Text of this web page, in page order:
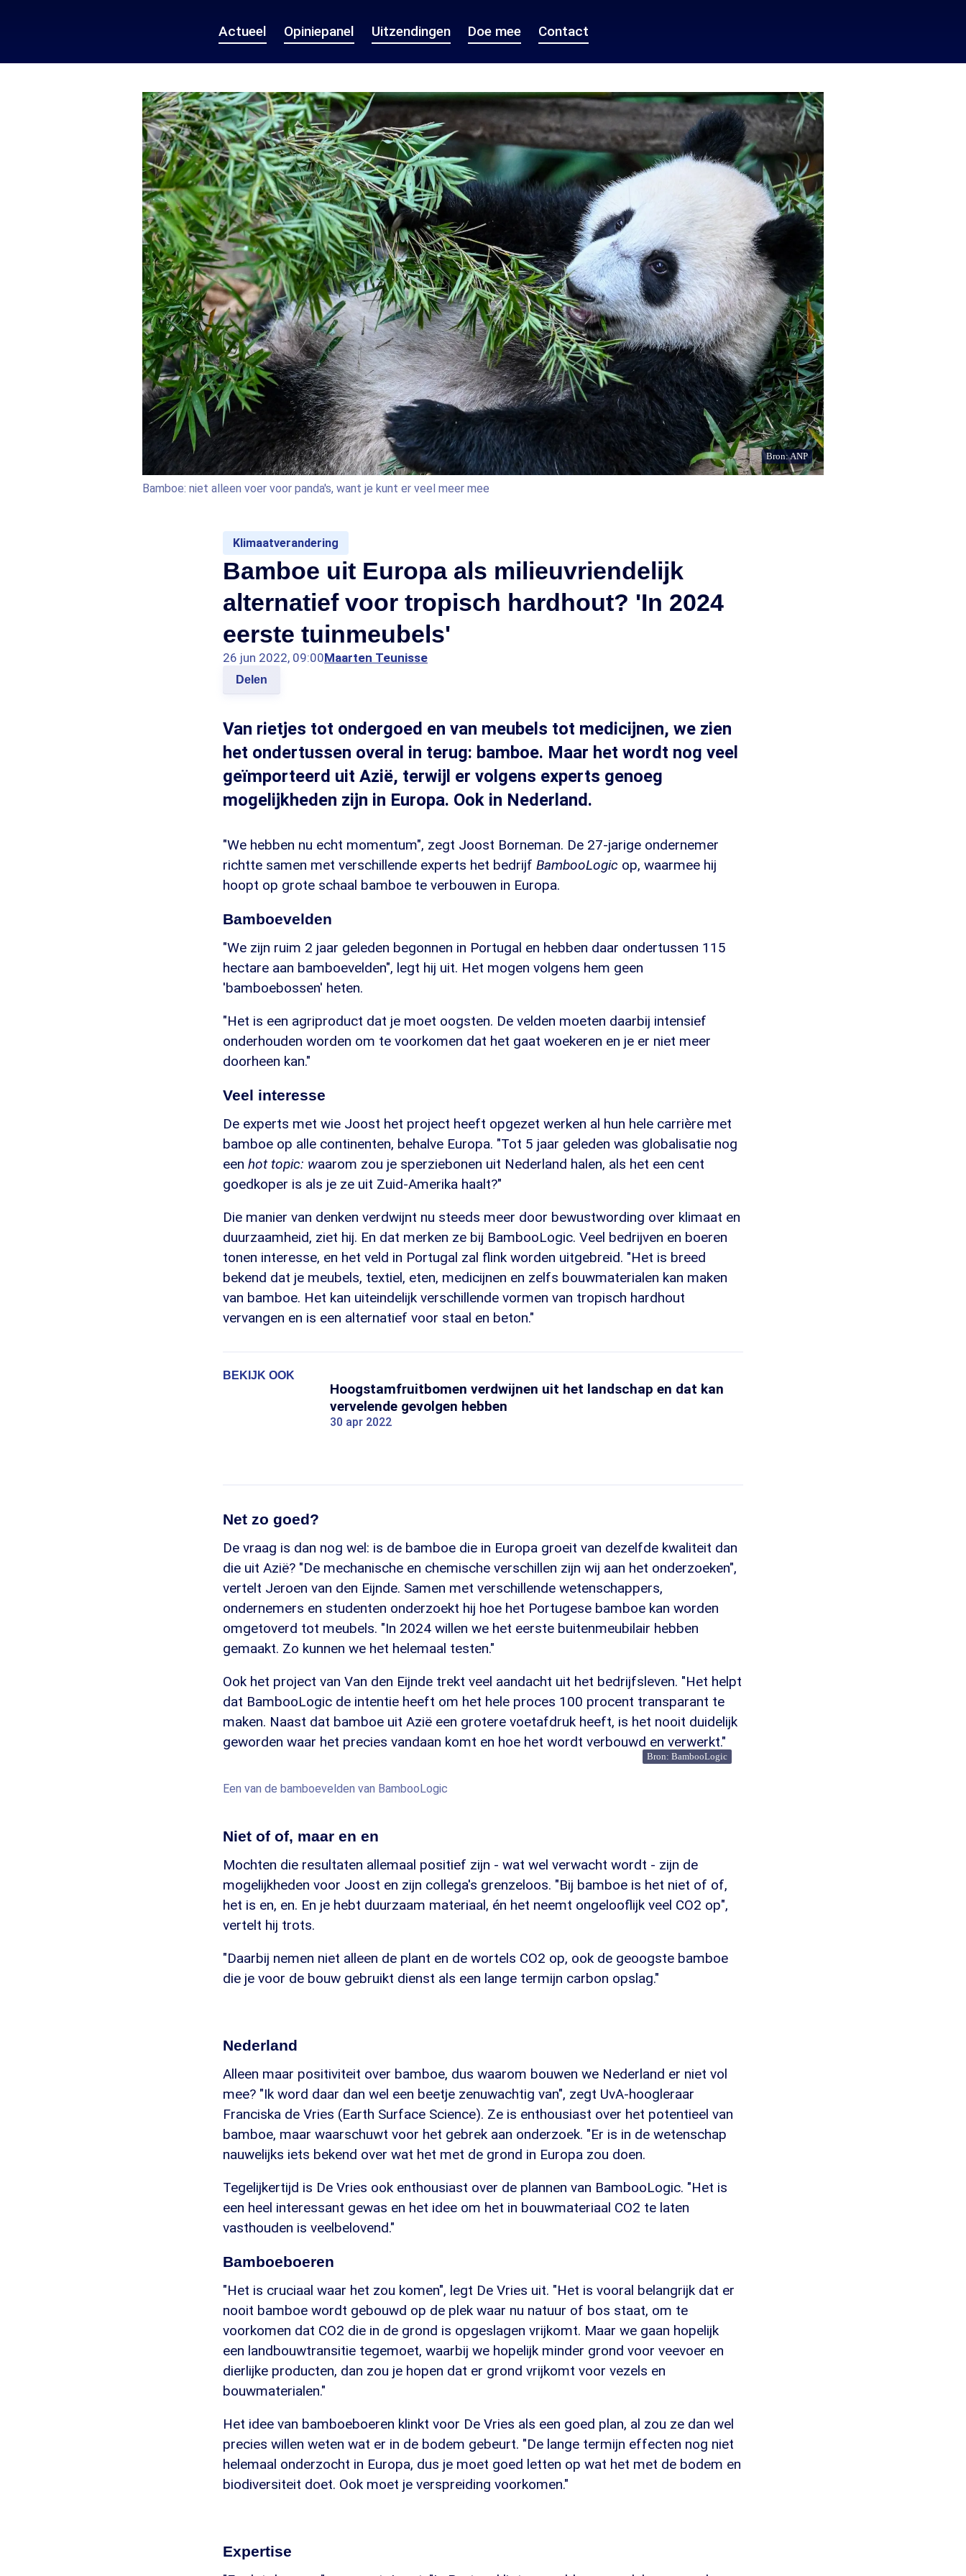
Actueel Opiniepanel Uitzendingen Doe mee Contact
Bron: ANP
Bamboe: niet alleen voer voor panda's, want je kunt er veel meer mee
Klimaatverandering
Bamboe uit Europa als milieuvriendelijk
alternatief voor tropisch hardhout? 'In 2024
eerste tuinmeubels'
26 jun 2022, 09:00Maarten Teunisse
Delen
Van rietjes tot ondergoed en van meubels tot medicijnen, we zien
het ondertussen overal in terug: bamboe. Maar het wordt nog veel
geïmporteerd uit Azië, terwijl er volgens experts genoeg
mogelijkheden zijn in Europa. Ook in Nederland.
"We hebben nu echt momentum", zegt Joost Borneman. De 27-jarige ondernemer
richtte samen met verschillende experts het bedrijf BambooLogic op, waarmee hij
hoopt op grote schaal bamboe te verbouwen in Europa.
Bamboevelden
"We zijn ruim 2 jaar geleden begonnen in Portugal en hebben daar ondertussen 115
hectare aan bamboevelden", legt hij uit. Het mogen volgens hem geen
'bamboebossen' heten.
"Het is een agriproduct dat je moet oogsten. De velden moeten daarbij intensief
onderhouden worden om te voorkomen dat het gaat woekeren en je er niet meer
doorheen kan."
Veel interesse
De experts met wie Joost het project heeft opgezet werken al hun hele carrière met
bamboe op alle continenten, behalve Europa. "Tot 5 jaar geleden was globalisatie nog
een hot topic: waarom zou je sperziebonen uit Nederland halen, als het een cent
goedkoper is als je ze uit Zuid-Amerika haalt?"
Die manier van denken verdwijnt nu steeds meer door bewustwording over klimaat en
duurzaamheid, ziet hij. En dat merken ze bij BambooLogic. Veel bedrijven en boeren
tonen interesse, en het veld in Portugal zal flink worden uitgebreid. "Het is breed
bekend dat je meubels, textiel, eten, medicijnen en zelfs bouwmaterialen kan maken
van bamboe. Het kan uiteindelijk verschillende vormen van tropisch hardhout
vervangen en is een alternatief voor staal en beton."
BEKIJK OOK
Hoogstamfruitbomen verdwijnen uit het landschap en dat kan
vervelende gevolgen hebben
30 apr 2022
Net zo goed?
De vraag is dan nog wel: is de bamboe die in Europa groeit van dezelfde kwaliteit dan
die uit Azië? "De mechanische en chemische verschillen zijn wij aan het onderzoeken",
vertelt Jeroen van den Eijnde. Samen met verschillende wetenschappers,
ondernemers en studenten onderzoekt hij hoe het Portugese bamboe kan worden
omgetoverd tot meubels. "In 2024 willen we het eerste buitenmeubilair hebben
gemaakt. Zo kunnen we het helemaal testen."
Ook het project van Van den Eijnde trekt veel aandacht uit het bedrijfsleven. "Het helpt
dat BambooLogic de intentie heeft om het hele proces 100 procent transparant te
maken. Naast dat bamboe uit Azië een grotere voetafdruk heeft, is het nooit duidelijk
geworden waar het precies vandaan komt en hoe het wordt verbouwd en verwerkt."
Bron: BambooLogic
Een van de bamboevelden van BambooLogic
Niet of of, maar en en
Mochten die resultaten allemaal positief zijn - wat wel verwacht wordt - zijn de
mogelijkheden voor Joost en zijn collega's grenzeloos. "Bij bamboe is het niet of of,
het is en, en. En je hebt duurzaam materiaal, én het neemt ongelooflijk veel CO2 op",
vertelt hij trots.
"Daarbij nemen niet alleen de plant en de wortels CO2 op, ook de geoogste bamboe
die je voor de bouw gebruikt dienst als een lange termijn carbon opslag."
Nederland
Alleen maar positiviteit over bamboe, dus waarom bouwen we Nederland er niet vol
mee? "Ik word daar dan wel een beetje zenuwachtig van", zegt UvA-hoogleraar
Franciska de Vries (Earth Surface Science). Ze is enthousiast over het potentieel van
bamboe, maar waarschuwt voor het gebrek aan onderzoek. "Er is in de wetenschap
nauwelijks iets bekend over wat het met de grond in Europa zou doen.
Tegelijkertijd is De Vries ook enthousiast over de plannen van BambooLogic. "Het is
een heel interessant gewas en het idee om het in bouwmateriaal CO2 te laten
vasthouden is veelbelovend."
Bamboeboeren
"Het is cruciaal waar het zou komen", legt De Vries uit. "Het is vooral belangrijk dat er
nooit bamboe wordt gebouwd op de plek waar nu natuur of bos staat, om te
voorkomen dat CO2 die in de grond is opgeslagen vrijkomt. Maar we gaan hopelijk
een landbouwtransitie tegemoet, waarbij we hopelijk minder grond voor veevoer en
dierlijke producten, dan zou je hopen dat er grond vrijkomt voor vezels en
bouwmaterialen."
Het idee van bamboeboeren klinkt voor De Vries als een goed plan, al zou ze dan wel
precies willen weten wat er in de bodem gebeurt. "De lange termijn effecten nog niet
helemaal onderzocht in Europa, dus je moet goed letten op wat het met de bodem en
biodiversiteit doet. Ook moet je verspreiding voorkomen."
Expertise